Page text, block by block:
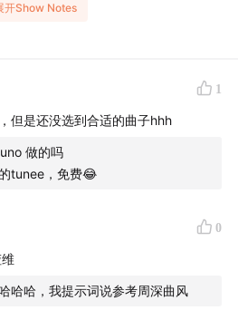
，只有真诚分享：
答案
藏副本
定义模式
开Show Notes
1
但是还没选到合适的曲子hhh
做的吗
tunee，免费😂
0
哈哈，我提示词说参考周深曲风